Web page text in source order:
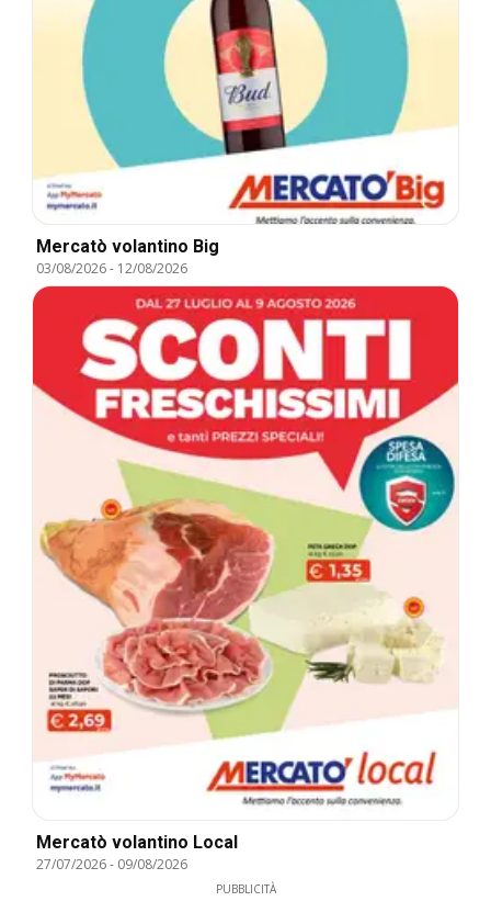
Mercatò volantino Big
03/08/2026- 12/08/2026
Mercatò volantino Local
27/07/2026- 09/08/2026
PUBBLICITÀ